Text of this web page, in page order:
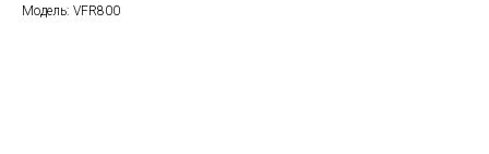
Модель: VFR800